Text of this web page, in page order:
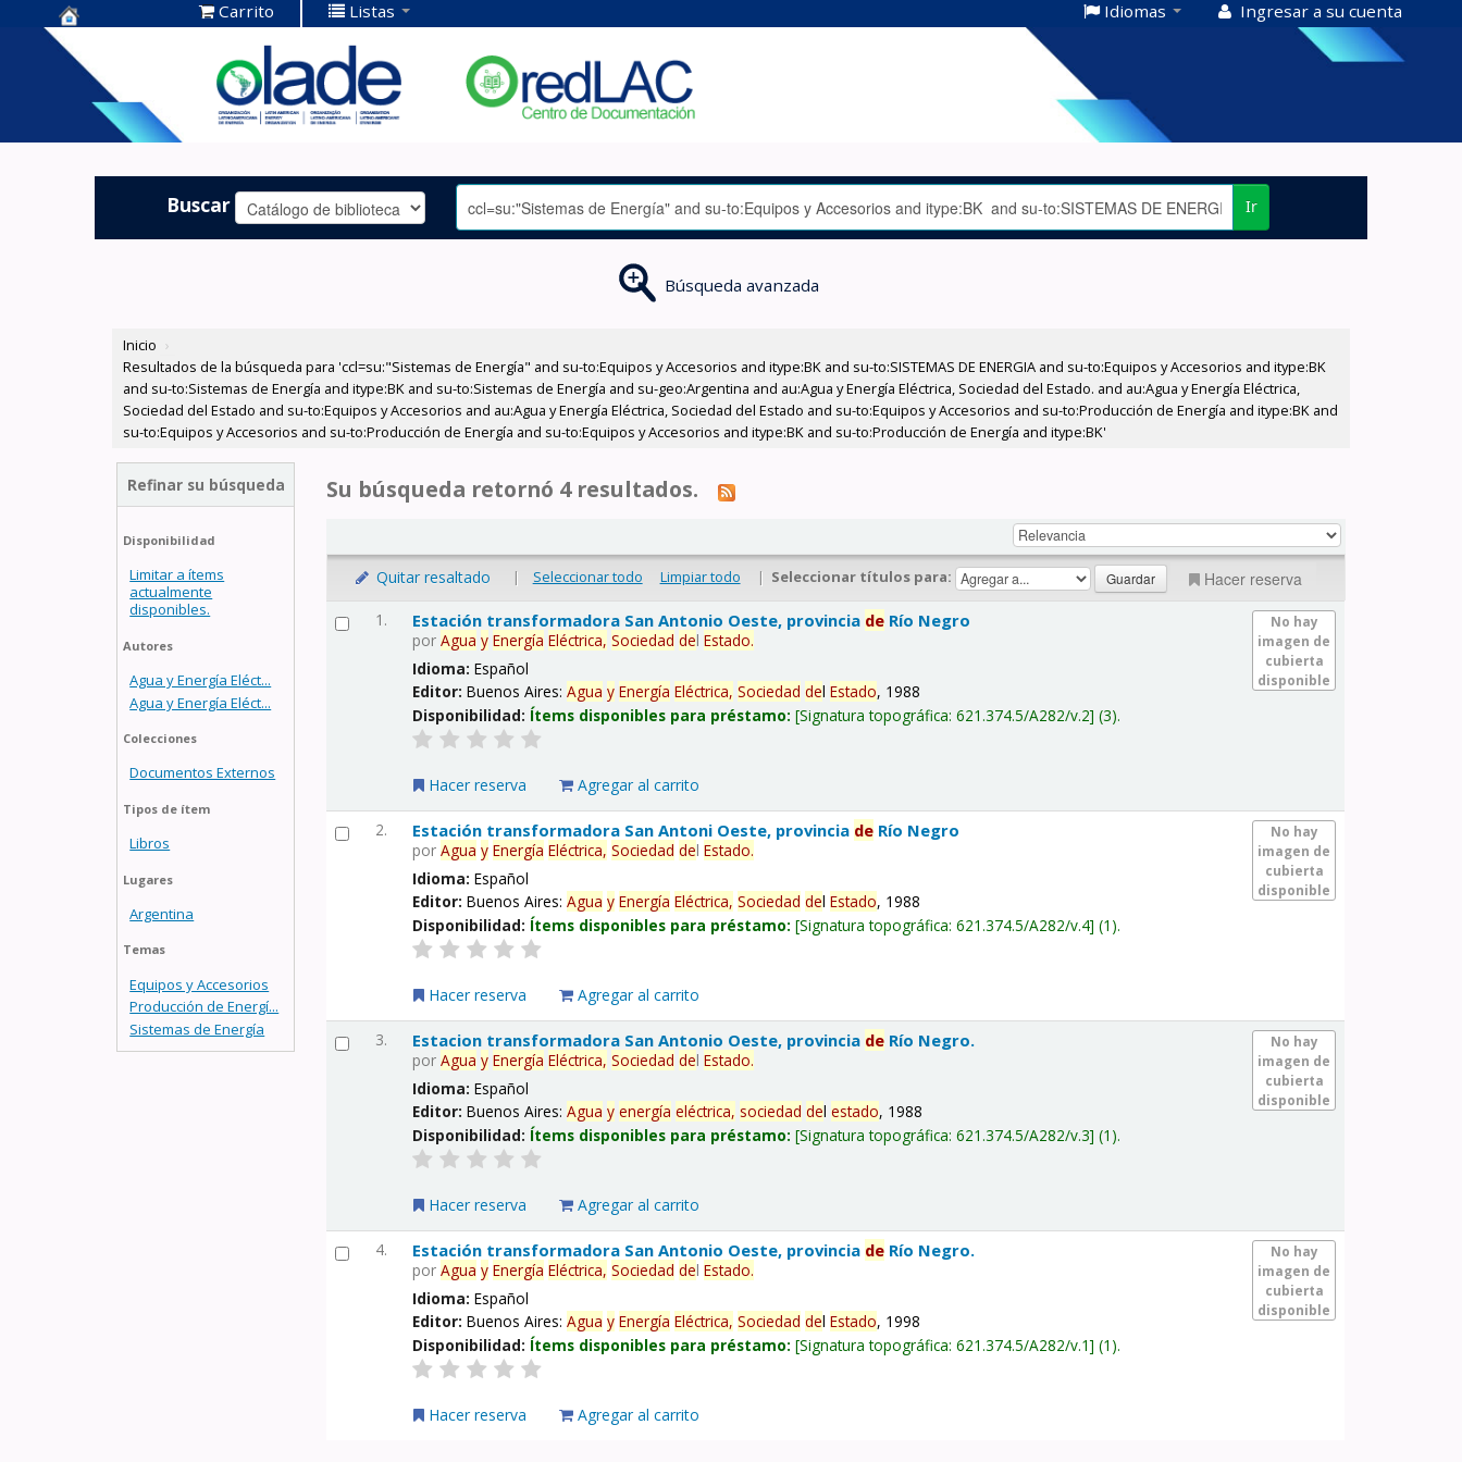
Centro de
Documentación
OLADE -
Carrito Listas Idiomas Ingresar a su cuenta
Buscar Ir
Búsqueda avanzada
Inicio ›
Resultados de la búsqueda para 'ccl=su:"Sistemas de Energía" and su-to:Equipos y Accesorios and itype:BK and su-to:SISTEMAS DE ENERGIA and su-to:Equipos y Accesorios and itype:BK
and su-to:Sistemas de Energía and itype:BK and su-to:Sistemas de Energía and su-geo:Argentina and au:Agua y Energía Eléctrica, Sociedad del Estado. and au:Agua y Energía Eléctrica,
Sociedad del Estado and su-to:Equipos y Accesorios and au:Agua y Energía Eléctrica, Sociedad del Estado and su-to:Equipos y Accesorios and su-to:Producción de Energía and itype:BK and
su-to:Equipos y Accesorios and su-to:Producción de Energía and su-to:Equipos y Accesorios and itype:BK and su-to:Producción de Energía and itype:BK'
Refinar su búsqueda
Disponibilidad
Limitar a ítems
actualmente
disponibles.
Autores
Agua y Energía Eléct...
Agua y Energía Eléct...
Colecciones
Documentos Externos
Tipos de ítem
Libros
Lugares
Argentina
Temas
Equipos y Accesorios
Producción de Energí...
Sistemas de Energía
Su búsqueda retornó 4 resultados.
Quitar resaltado | Seleccionar todo Limpiar todo | Seleccionar títulos para: Hacer reserva
1.
No hay
imagen de
cubierta
disponible
Estación transformadora San Antonio Oeste, provincia de Río Negro
porAgua y Energía Eléctrica, Sociedad delEstado.
Idioma:Español
Editor:Buenos Aires:Agua y Energía Eléctrica, Sociedad delEstado, 1988
Disponibilidad: Ítems disponibles para préstamo: Signatura topográfica:621.374.5/A282/v.2 (3).
Hacer reserva Agregar al carrito
2.
No hay
imagen de
cubierta
disponible
Estación transformadora San Antoni Oeste, provincia de Río Negro
porAgua y Energía Eléctrica, Sociedad delEstado.
Idioma:Español
Editor:Buenos Aires:Agua y Energía Eléctrica, Sociedad delEstado, 1988
Disponibilidad: Ítems disponibles para préstamo: Signatura topográfica:621.374.5/A282/v.4 (1).
Hacer reserva Agregar al carrito
3.
No hay
imagen de
cubierta
disponible
Estacion transformadora San Antonio Oeste, provincia de Río Negro.
porAgua y Energía Eléctrica, Sociedad delEstado.
Idioma:Español
Editor:Buenos Aires:Agua y energía eléctrica, sociedad delestado, 1988
Disponibilidad: Ítems disponibles para préstamo: Signatura topográfica:621.374.5/A282/v.3 (1).
Hacer reserva Agregar al carrito
4.
No hay
imagen de
cubierta
disponible
Estación transformadora San Antonio Oeste, provincia de Río Negro.
porAgua y Energía Eléctrica, Sociedad delEstado.
Idioma:Español
Editor:Buenos Aires:Agua y Energía Eléctrica, Sociedad delEstado, 1998
Disponibilidad: Ítems disponibles para préstamo: Signatura topográfica:621.374.5/A282/v.1 (1).
Hacer reserva Agregar al carrito